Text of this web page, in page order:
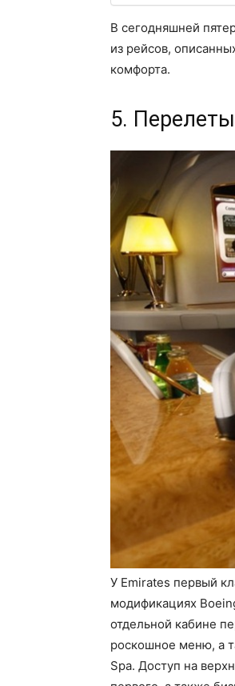
В сегодняшней
из рейсов,
комфорта.
5.
У Emirates первый
модификациях
отдельной кабине
роскошное меню, а
Spa. Доступ на